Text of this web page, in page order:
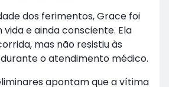
dos ferimentos, Grace foi
e ainda consciente. Ela
mas não resistiu às
o atendimento médico.
apontam que a vítima